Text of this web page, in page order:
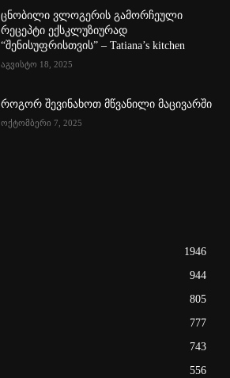
ცნობილი ვლოგერის გამორჩეული
რეცეპტი ექსკლუზიურად
“შენისუფრისთვის” – Tatiana’s kitchen
აგვისტო 18, 2025
როგორ შევინახოთ მწვანილი მაცივარში
ოქტომბერი 7, 2025
1946
944
805
777
743
556